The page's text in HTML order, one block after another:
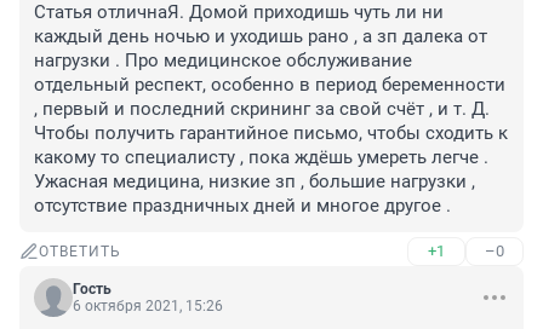
Статья отличнаЯ. Домой приходишь чуть ли ни
каждый день ночью и уходишь рано , а зп далека от
нагрузки . Про медицинское обслуживание
отдельный респект, особенно в период беременности
, первый и последний скрининг за свой счёт , и т. Д.
Чтобы получить гарантийное письмо, чтобы сходить к
какому то специалисту , пока ждёшь умереть легче .
Ужасная медицина, низкие зп , большие нагрузки ,
отсутствие праздничных дней и многое другое .
ОТВЕТИТЬ +1 –0
Гость
6 октября 2021, 15:26